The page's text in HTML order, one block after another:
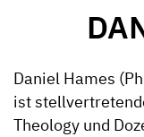
Daniel Hames
ist
Theology und